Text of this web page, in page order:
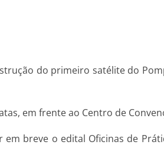
do primeiro satélite do
em frente ao Centro de
breve o edital Oficinas de